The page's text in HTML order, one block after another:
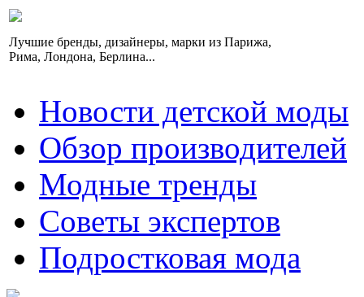
Лучшие бренды, дизайнеры, марки из Парижа,
Рима, Лондона, Берлина...
Новости детской моды
Обзор производителей
Модные тренды
Советы экспертов
Подростковая мода